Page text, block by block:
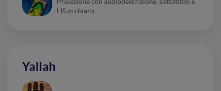
LIS in chiaro
Yallah